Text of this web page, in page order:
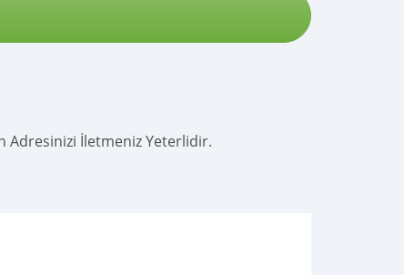
Adresinizi İletmeniz Yeterlidir.